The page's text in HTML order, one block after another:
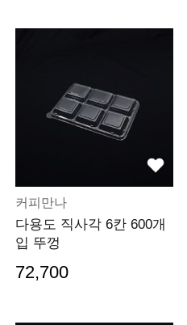
커피만나
다용도 직사각 6칸 600개
입 뚜껑
72,700